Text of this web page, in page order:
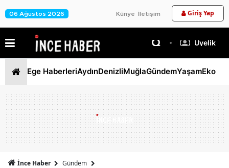
06 Ağustos 2026 Künye İletişim Giriş Yap
Üyelik
Ege HaberleriAydınDenizliMuğlaGündemYaşam
İnce Haber
Gündem